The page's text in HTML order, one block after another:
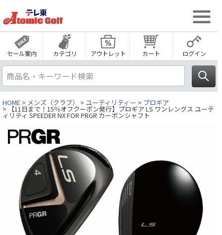
セール案内 カテゴリ アウトレット カート ログイン
HOME メンズ（クラブ） ユーティリティー プロギア
【11日まで！15％オフクーポン発行】プロギア LS ワンレングス ユーテ
ィリティ SPEEDER NX FOR PRGR カーボンシャフト